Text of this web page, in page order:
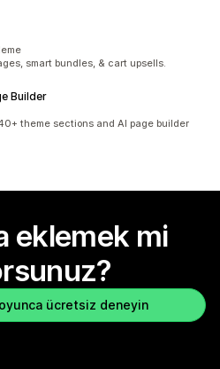
smart bundles, & cart upsells.
Builder
theme sections and AI page builder
eklemek mi
ücretsiz deneyin